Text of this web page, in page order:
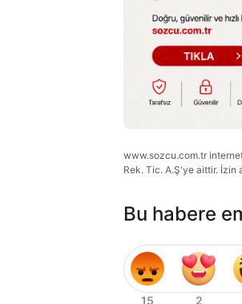
www.sozcu.com.tr
Rek. Tic. A.Ş'ye aittir. İzin
Bu habere